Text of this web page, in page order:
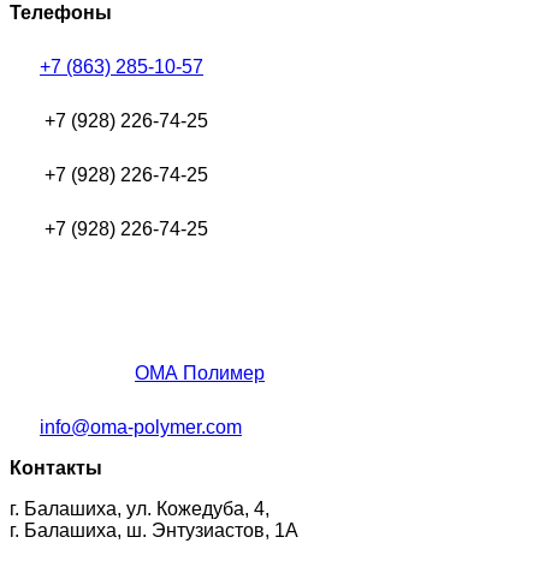
Телефоны
+7 (863) 285-10-57
+7 (928) 226-74-25
+7 (928) 226-74-25
+7 (928) 226-74-25
ОМА Полимер
info@oma-polymer.com
Контакты
г. Балашиха, ул. Кожедуба, 4,
г. Балашиха, ш. Энтузиастов, 1А